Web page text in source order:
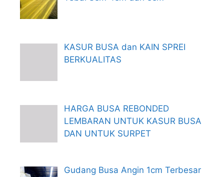
KASUR BUSA dan KAIN SPREI
BERKUALITAS
HARGA BUSA REBONDED
LEMBARAN UNTUK KASUR BUSA
DAN UNTUK SURPET
Gudang Busa Angin 1cm Terbesar